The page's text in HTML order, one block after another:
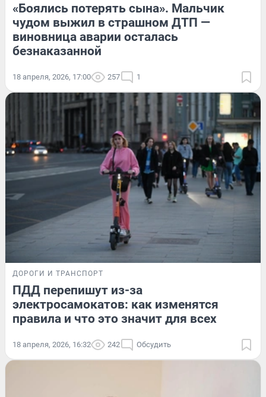
«Боялись потерять сына». Мальчик
чудом выжил в страшном ДТП —
виновница аварии осталась
безнаказанной
18 апреля, 2026, 17:00 257 1
ДОРОГИ И ТРАНСПОРТ
ПДД перепишут из-за
электросамокатов: как изменятся
правила и что это значит для всех
18 апреля, 2026, 16:32 242 Обсудить